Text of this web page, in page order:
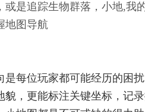
是追踪生物群落，小地,我
地图导航
每位玩家都可能经历的困
，更能标注关键坐标，记